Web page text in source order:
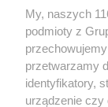
Żaden utwór
rozpowszechniany
(w tym także
eksploatacji w
Internecie bez
lub wykorzystanie
prawa, tzn. bez
może być ścigane
My, naszych
podmioty z
przetwarzamy
identyfikatory,
urządzenie czy